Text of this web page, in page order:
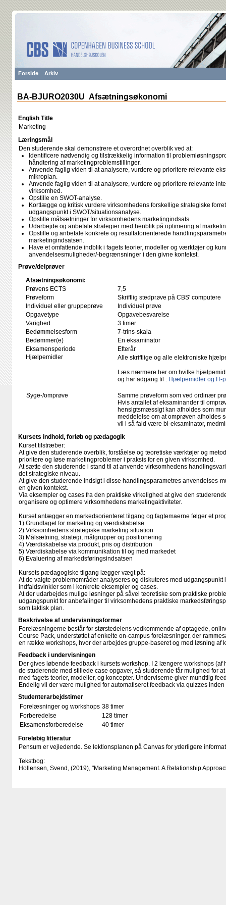
Forside Arkiv
BA-BJURO2030U Afsætningsøkonomi
English Title
Marketing
Læringsmål
Den studerende skal demonstrere et overordnet overblik ved at:
Identificere nødvendig og tilstrækkelig information til
håndtering af marketingproblemstillinger.
Anvende faglig viden til at analysere, vurdere og prioritere relevante
mikroplan.
Anvende faglig viden til at analysere, vurdere og prioritere relevante
virksomhed.
Opstille en SWOT-analyse.
Kortlægge og kritisk vurdere virksomhedens forskellige strategiske
udgangspunkt i SWOT/situationsanalyse.
Opstille målsætninger for virksomhedens marketingindsats.
Udarbejde og anbefale strategier med henblik på optimering af
Opstille og anbefale konkrete og resultatorienterede
marketingindsatsen.
Have et omfattende indblik i fagets teorier, modeller og værktøjer og
anvendelsesmuligheder/-begrænsninger i den givne kontekst.
Prøve/delprøver
Afsætningsøkonomi:
Prøvens ECTS
7,5
Prøveform
Skriftlig stedprøve på CBS' computere
Individuel eller gruppeprøve
Individuel prøve
Opgavetype
Opgavebesvarelse
Varighed
3 timer
Bedømmelsesform
7-trins-skala
Bedømmer(e)
En eksaminator
Eksamensperiode
Efterår
Hjælpemidler
Alle skriftlige og alle elektroniske
Læs nærmere her om hvilke
og har adgang til : Hjælpemidler og IT-
Syge-/omprøve
Samme prøveform som ved ordinær
Hvis antallet af eksaminander til
hensigtsmæssigt kan afholdes som
meddelelse om at omprøven afholdes
vil i så fald være bi-eksaminator,
Kursets indhold, forløb og pædagogik
Kurset tilstræber:
At give den studerende overblik, forståelse og teoretiske værktøjer og
prioritere og løse marketingproblemer i praksis for en given virksomhed.
At sætte den studerende i stand til at anvende virksomhedens
det strategiske niveau.
At give den studerende indsigt i disse handlingsparametres anvendelses-
en given kontekst.
Via eksempler og cases fra den praktiske virkelighed at give den
organisere og optimere virksomhedens marketingaktiviteter.
Kurset anlægger en markedsorienteret tilgang og fagtemaerne følger et
1) Grundlaget for marketing og værdiskabelse
2) Virksomhedens strategiske marketing situation
3) Målsætning, strategi, målgrupper og positionering
4) Værdiskabelse via produkt, pris og distribution
5) Værdiskabelse via kommunikation til og med markedet
6) Evaluering af markedsføringsindsatsen
Kursets pædagogiske tilgang lægger vægt på:
At de valgte problemområder analyseres og diskuteres med udgangspunkt
indfaldsvinkler som i konkrete eksempler og cases.
At der udarbejdes mulige løsninger på såvel teoretiske som praktiske
udgangspunkt for anbefalinger til virksomhedens praktiske
som taktisk plan.
Beskrivelse af undervisningsformer
Forelæsningerne består for størstedelens vedkommende af optagede,
Course Pack, understøttet af enkelte on-campus forelæsninger, der
en række workshops, hvor der arbejdes gruppe-baseret og med løsning af
Feedback i undervisningen
Der gives løbende feedback i kursets workshop. I 2 længere workshops (af
de studerende med stillede case opgaver, så studerende får mulighed for
med fagets teorier, modeller, og koncepter. Underviserne giver mundtlig
Endelig vil der være mulighed for automatiseret feedback via quizzes
Studenterarbejdstimer
Forelæsninger og workshops 38 timer
Forberedelse
128 timer
Eksamensforberedelse
40 timer
Foreløbig litteratur
Pensum er vejledende. Se lektionsplanen på Canvas for yderligere
Tekstbog:
Hollensen, Svend, (2019), "Marketing Management. A Relationship